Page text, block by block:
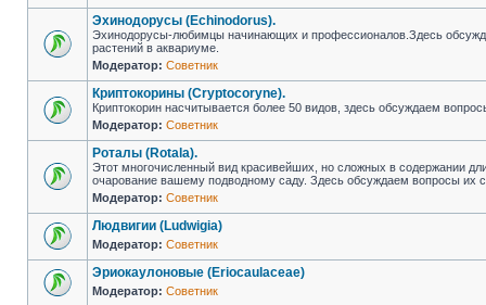
Эхинодорусы (Echinodorus).
Эхинодорусы-любимцы начинающих и профессионалов.Здесь
растений в аквариуме.
Модератор: Советник
Криптокорины (Cryptocoryne).
Криптокорин насчитывается более 50 видов, здесь обсуждаем
Модератор: Советник
Роталы (Rotala).
Этот многочисленный вид красивейших, но сложных в содержании
очарование вашему подводному саду. Здесь обсуждаем вопросы их
Модератор: Советник
Людвигии (Ludwigia)
Модератор: Советник
Эриокаулоновые (Eriocaulaceae)
Модератор: Советник